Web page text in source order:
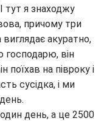
тут я знаходжу
причому три
акуратно,
господарю, він
поїхав на півроку і
сусідка, і ми
день, а це 2500